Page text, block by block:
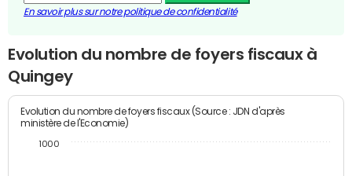
En savoir plus sur notre politique de confidentialité
Evolution du nombre de foyers fiscaux à
Quingey
Evolution du nombre de foyers fiscaux (Source : JDN d'après
ministère de l'Economie)
1000